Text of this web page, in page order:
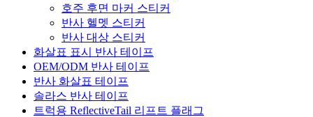
호주 후면 마커 스티커
반사 헬멧 스티커
반사 대상 스티커
화살표 표시 반사 테이프
OEM/ODM 반사 테이프
반사 화살표 테이프
솔라스 반사 테이프
트럭용 ReflectiveTail 리프트 플래그